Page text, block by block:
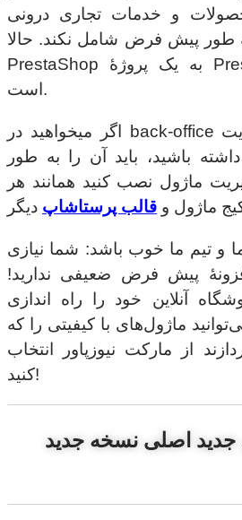
و خدمات تجاری درونی
طور پیش فرض شامل نکند. حالا
PrestaShop به یک پروژهٔ PrestaShop تبدیل شده
است.
اگر میخواهید در back-office وب سایت PrestaShop
باشید، باید آن را به طور
ماژول نصب کنید همانند هر
ماژول و قالب پرستاشاپ
و تیم ما خوب باشد: شما نیازی
پیش فرض ضعیفی ندارید!
آنلاین خود را راه اندازی
ماژول‌های با کیفیتی را که
از مارکت نیوزپاور انتخاب
کنید!
اصلی نسخه جدید